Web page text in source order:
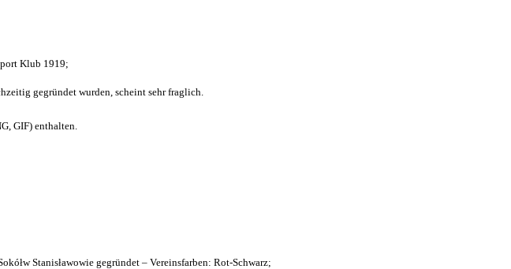
Klub 1919;
gegründet wurden, scheint sehr fraglich.
GIF) enthalten.
Stanisławowie gegründet – Vereinsfarben: Rot-Schwarz;